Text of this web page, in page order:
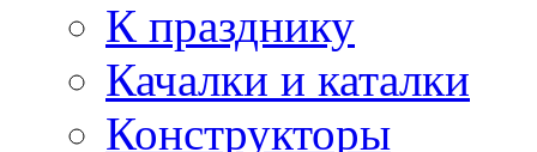
К празднику
Качалки и каталки
Конструкторы